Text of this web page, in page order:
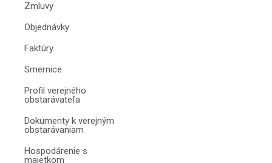
Zmluvy
Objednávky
Faktúry
Smernice
Profil verejného
obstarávateľa
Dokumenty k verejným
obstarávaniam
Hospodárenie s
majetkom